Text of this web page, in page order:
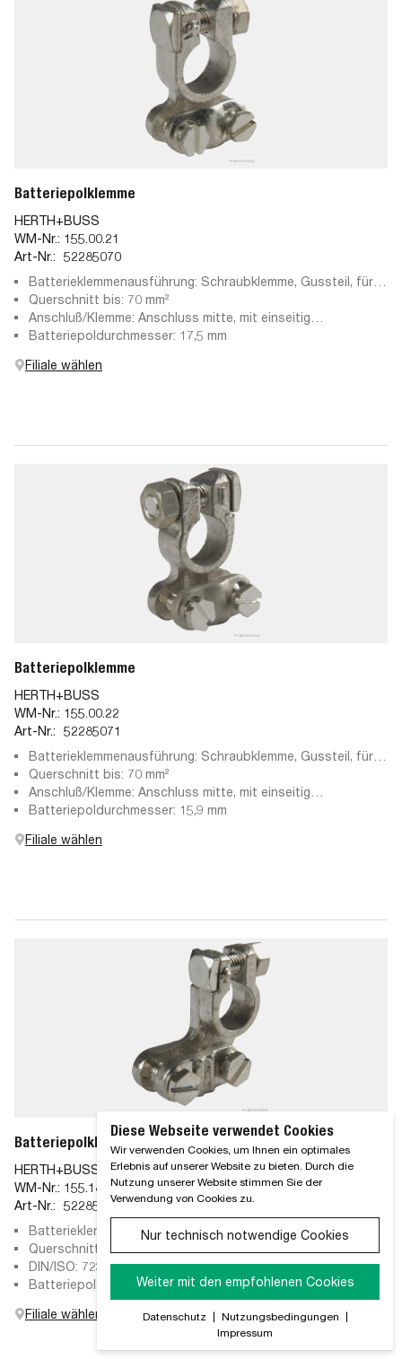
Batteriepolklemme
HERTH+BUSS
WM-Nr.: 155.00.21
Art-Nr.: 52285070
Batterieklemmenausführung: Schraubklemme, Gussteil, für
Pluspol
Querschnitt bis: 70 mm²
Anschluß/Klemme: Anschluss mitte, mit einseitig
montierbarer Polschraube
Batteriepoldurchmesser: 17,5 mm
Filiale wählen
Batteriepolklemme
HERTH+BUSS
WM-Nr.: 155.00.22
Art-Nr.: 52285071
Batterieklemmenausführung: Schraubklemme, Gussteil, für
Minuspol
Querschnitt bis: 70 mm²
Anschluß/Klemme: Anschluss mitte, mit einseitig
montierbarer Polschraube
Batteriepoldurchmesser: 15,9 mm
Filiale wählen
Batteriepolklemme für Pluspol
HERTH+BUSS
WM-Nr.: 155.18.11
Art-Nr.: 52285080
Batterieklemmenausführung: Form E, Schraubklemme,
Gussteil, für Pluspol
Querschnitt bis: 120 mm²
DIN/ISO: 72331-2
Batteriepoldurchmesser: 17,5 mm
Filiale wählen
Diese Webseite verwendet Cookies
Wir verwenden Cookies, um Ihnen ein optimales
Erlebnis auf unserer Website zu bieten. Durch die
Nutzung unserer Website stimmen Sie der
Verwendung von Cookies zu.
Nur technisch notwendige Cookies
Weiter mit den empfohlenen Cookies
Datenschutz | Nutzungsbedingungen |
Impressum